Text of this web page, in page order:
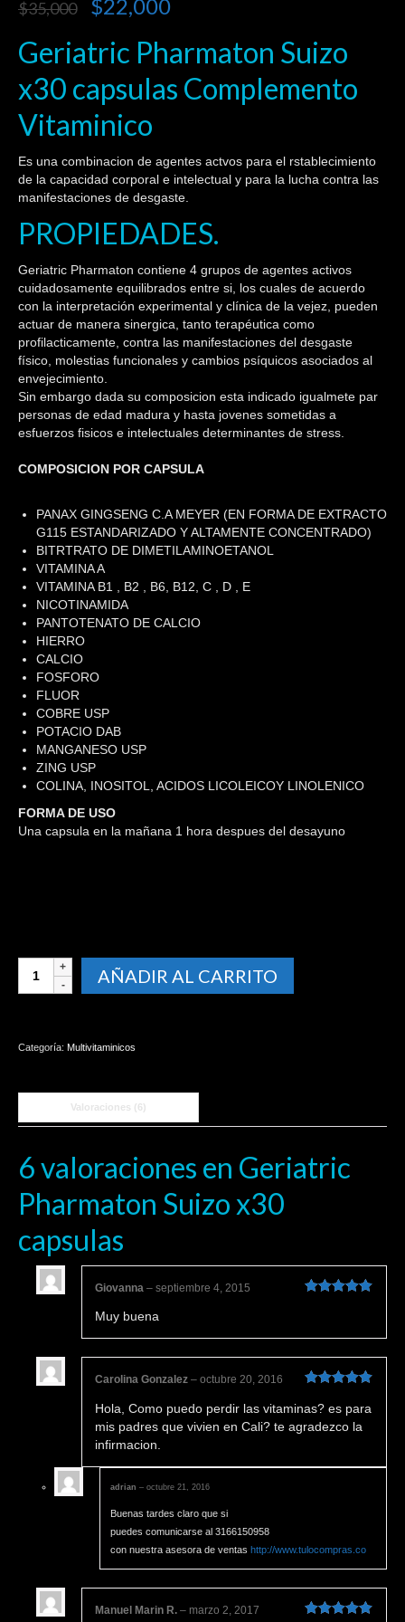
4.67sobre
5 basado
puntuaciones
de clientes
$35,000 $22,000
Geriatric Pharmaton Suizo
x30 capsulas Complemento
Vitaminico
Es una combinacion de agentes actvos para el rstablecimiento
de la capacidad corporal e intelectual y para la lucha contra las
manifestaciones de desgaste.
PROPIEDADES.
Geriatric Pharmaton contiene 4 grupos de agentes activos
cuidadosamente equilibrados entre si, los cuales de acuerdo
con la interpretación experimental y clínica de la vejez, pueden
actuar de manera sinergica, tanto terapéutica como
profilacticamente, contra las manifestaciones del desgaste
físico, molestias funcionales y cambios psíquicos asociados al
envejecimiento.
Sin embargo dada su composicion esta indicado igualmete par
personas de edad madura y hasta jovenes sometidas a
esfuerzos fisicos e intelectuales determinantes de stress.
COMPOSICION POR CAPSULA
PANAX GINGSENG C.A MEYER (EN FORMA DE EXTRACTO
G115 ESTANDARIZADO Y ALTAMENTE CONCENTRADO)
BITRTRATO DE DIMETILAMINOETANOL
VITAMINA A
VITAMINA B1 , B2 , B6, B12, C , D , E
NICOTINAMIDA
PANTOTENATO DE CALCIO
HIERRO
CALCIO
FOSFORO
FLUOR
COBRE USP
POTACIO DAB
MANGANESO USP
ZING USP
COLINA, INOSITOL, ACIDOS LICOLEICOY LINOLENICO
FORMA DE USO
Una capsula en la mañana 1 hora despues del desayuno
Geriatric
Pharmaton
cantidad
AÑADIR AL CARRITO
Categoría: Multivitaminicos
Valoraciones (6)
6 valoraciones en Geriatric
Pharmaton Suizo x30
capsulas
Giovanna – septiembre 4, 2015
Muy buena
5de 5
Carolina Gonzalez – octubre 20, 2016
Hola, Como puedo perdir las vitaminas? es para
mis padres que vivien en Cali? te agradezco la
infirmacion.
adrian – octubre 21, 2016
Buenas tardes claro que si
puedes comunicarse al 3166150958
con nuestra asesora de ventas http://www.tulocompras.co
Manuel Marin R. – marzo 2, 2017